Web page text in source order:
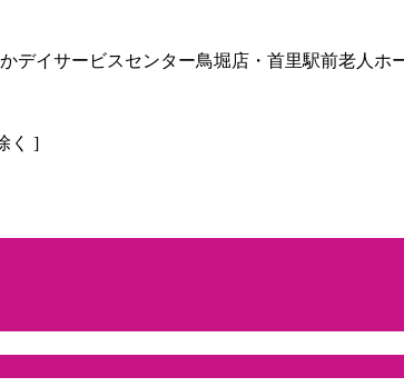
イサービスセンター鳥堀店・首里駅前老人ホ
く ]